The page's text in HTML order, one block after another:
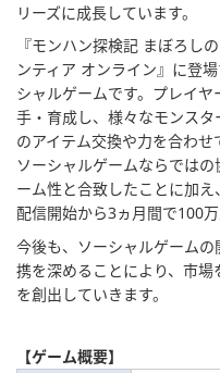
リーズに成長しています。
『モンハン探検記 まぼろし
ンティア オンライン』に登
シャルゲームです。プレイ
手・育成し、様々なモンス
のアイテム交換や力を合わせ
ソーシャルゲームならでは
ーム性と合致したことに加え
配信開始から3ヵ月間で100
今後も、ソーシャルゲーム
携を深めることにより、市
を創出していきます。
【ゲーム概要】